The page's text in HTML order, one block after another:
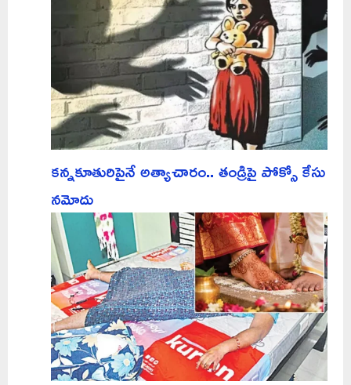
కన్నకూతురిపైనే అత్యాచారం.. తండ్రిపై పోక్సో కేసు
నమోదు